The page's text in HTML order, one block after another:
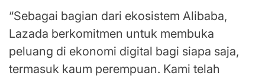
“Sebagai bagian dari ekosistem Alibaba,
Lazada berkomitmen untuk membuka
peluang di ekonomi digital bagi siapa saja,
termasuk kaum perempuan. Kami telah